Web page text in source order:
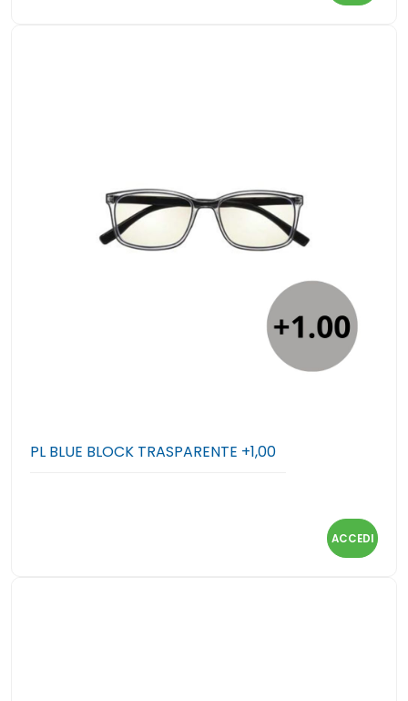
PL BLUE BLOCK TRASPARENTE +1,00
ACCEDI